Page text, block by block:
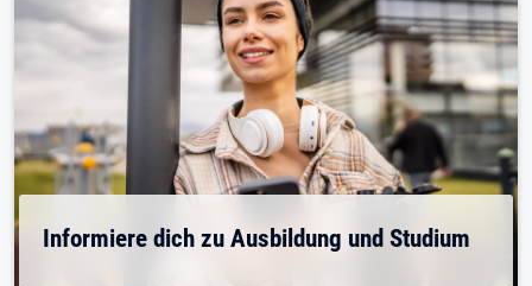
Informiere dich zu Ausbildung und Studium